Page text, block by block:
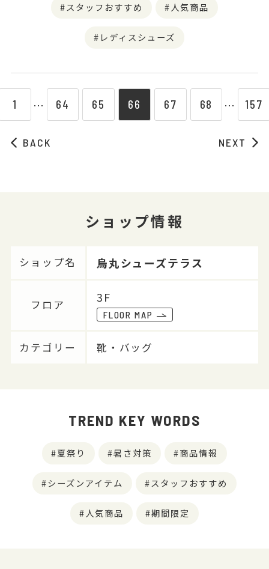
スタッフおすすめ 人気商品
レディスシューズ
BACK
1 ⋯ 64 65 66 67 68 ⋯ 157
NEXT
ショップ情報
ショップ名 烏丸シューズテラス
フロア
3F
FLOOR MAP
カテゴリー 靴・バッグ
TREND KEY WORDS
夏祭り 暑さ対策 商品情報
シーズンアイテム スタッフおすすめ
人気商品 期間限定